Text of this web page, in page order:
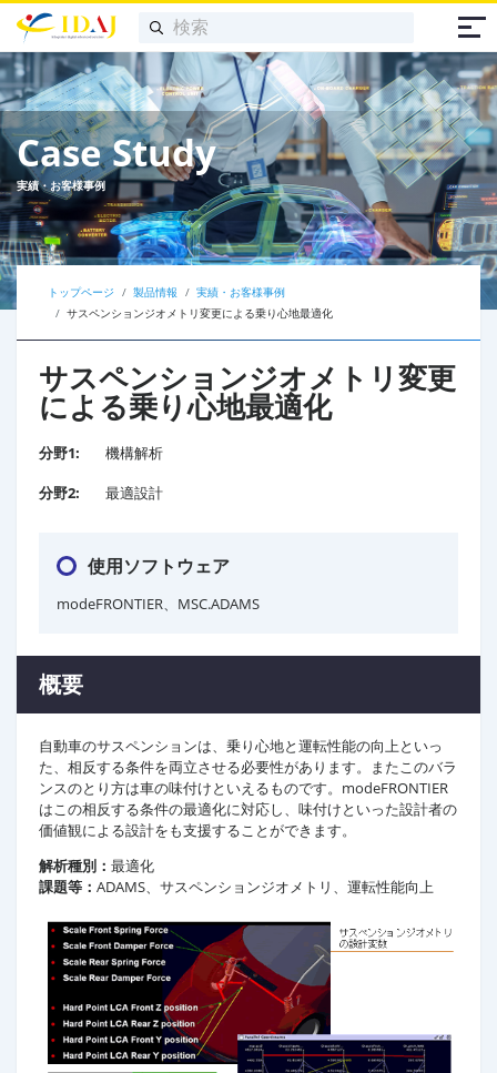
Case Study
実績・お客様事例
トップページ 製品情報
実績・お客様事例
サスペンションジオメトリ変更による乗り心地最適化
サスペンションジオメトリ変更
による乗り心地最適化
分野1:
機構解析
分野2:
最適設計
使用ソフトウェア
modeFRONTIER、MSC.ADAMS
概要
自動車のサスペンションは、乗り心地と運転性能の向上といっ
た、相反する条件を両立させる必要性があります。またこのバラ
ンスのとり方は車の味付けといえるものです。modeFRONTIER
はこの相反する条件の最適化に対応し、味付けといった設計者の
価値観による設計をも支援することができます。
解析種別： 最適化
課題等： ADAMS、サスペンションジオメトリ、運転性能向上